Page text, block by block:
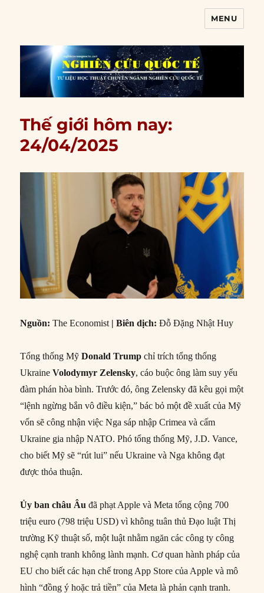
MENU
Thế giới hôm nay:
24/04/2025
Nguồn:The Economist |Biên dịch:Đỗ Đặng Nhật Huy
Tổng thống MỹDonald Trump chỉ trích tổng thống
UkraineVolodymyr Zelensky, cáo buộc ông làm suy yếu
đàm phán hòa bình. Trước đó, ông Zelensky đã kêu gọi một
“lệnh ngừng bắn vô điều kiện,” bác bỏ một đề xuất của Mỹ
vốn sẽ công nhận việc Nga sáp nhập Crimea và cấm
Ukraine gia nhập NATO. Phó tổng thống Mỹ, J.D. Vance,
cho biết Mỹ sẽ “rút lui” nếu Ukraine và Nga không đạt
được thỏa thuận.
Ủy ban châu Âu đã phạt Apple và Meta tổng cộng 700
triệu euro (798 triệu USD) vì không tuân thủ Đạo luật Thị
trường Kỹ thuật số, một luật nhằm ngăn các công ty công
nghệ cạnh tranh không lành mạnh. Cơ quan hành pháp của
EU cho biết các hạn chế trong App Store của Apple và mô
hình “đồng ý hoặc trả tiền” của Meta là phản cạnh tranh.